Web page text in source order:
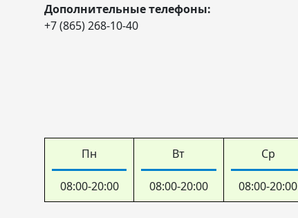
Дополнительные телефоны:
+7 (865) 268-10-40
Пн
08:00-20:00
Вт
08:00-20:00
Ср
08:00-20:00